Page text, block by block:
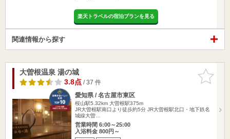
楽天トラベルの宿泊プランを見る
関連情報から探す
お気に入
りに追加
大曽根温泉 湯の城
3.8点/ 37 件
愛知県 / 名古屋市東区
桜山駅5.32km 大曽根駅375m
JR大曽根駅南口より徒歩約5分 JR大曽根駅北口・地下鉄名
城線大曽…
営業時間 6:00～25:00
入浴料金 800円～